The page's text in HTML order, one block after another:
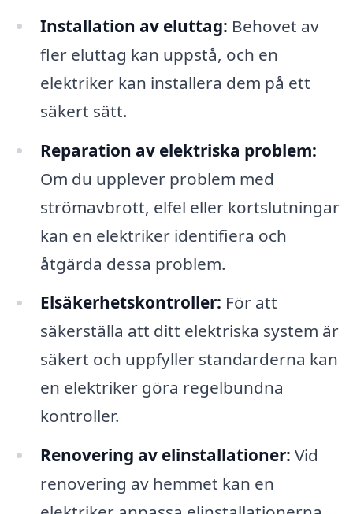
Installation av eluttag: Behovet av
fler eluttag kan uppstå, och en
elektriker kan installera dem på ett
säkert sätt.
Reparation av elektriska problem:
Om du upplever problem med
strömavbrott, elfel eller kortslutningar
kan en elektriker identifiera och
åtgärda dessa problem.
Elsäkerhetskontroller: För att
säkerställa att ditt elektriska system är
säkert och uppfyller standarderna kan
en elektriker göra regelbundna
kontroller.
Renovering av elinstallationer: Vid
renovering av hemmet kan en